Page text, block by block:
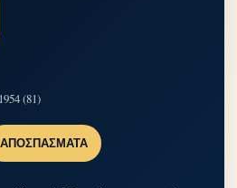
(81)
ΑΠΟΣΠΆΣΜΑΤΑ